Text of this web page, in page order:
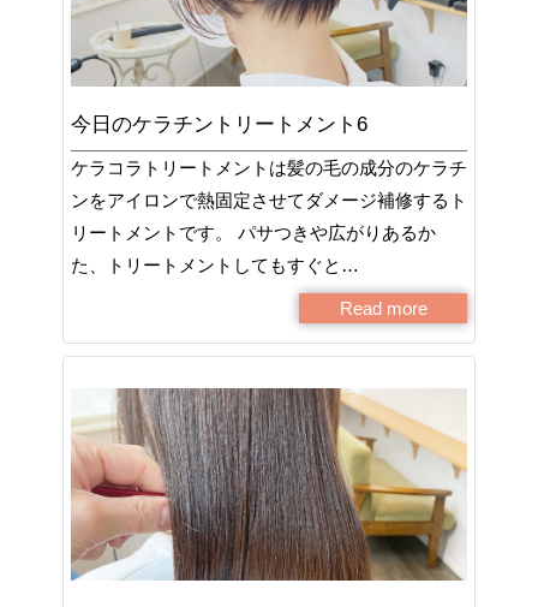
今日のケラチントリートメント6
ケラコラトリートメントは髪の毛の成分のケラチ
ンをアイロンで熱固定させてダメージ補修するト
リートメントです。 パサつきや広がりあるか
た、トリートメントしてもすぐと…
Read more